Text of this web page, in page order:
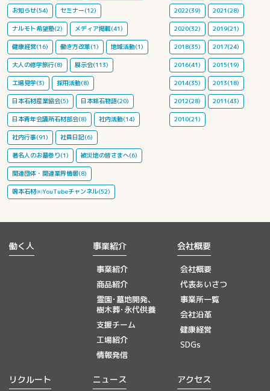
お知らせ(54) セミナー(12)
ナルモト希望塾(2) メディア掲載(41)
健康経営(16) 働き方改革(1) 地域活動(1)
大人の修学旅行(8) 展示会(113)
工場見学(3) 採用活動(8)
日本石材産業協会(5) 日本銘石物語(20)
日本青年会議所石材部会(8) 社内活動(14)
社内行事(91) 社員日記(6)
著名人のお墓参り(1) 被災地の皆さまへ(6)
関連団体・関連業界情報(8)
鳴本石材㈱YouTubeチャンネル(52)
2022(39) 2021(28)
2020(32) 2019(21)
2018(35) 2017(24)
2016(41) 2015(19)
2014(35) 2013(18)
2012(28) 2011(43)
2010(21)
働く人 事業紹介
事業紹介
商品紹介
霊園･墓地開発、
樹木葬･永代供養
支援チーム
工場紹介
情報発信
会社概要
会社概要
代表あいさつ
事業所一覧
会社沿革
健康経営
SDGs
リクルート ニュース アクセス